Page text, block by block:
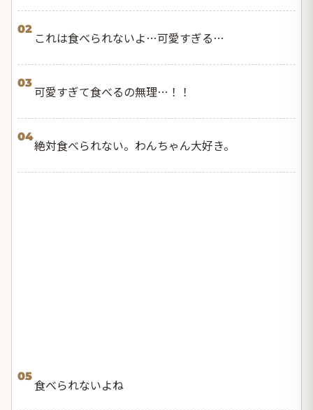
02
これは食べられないよ…可愛すぎる…
03
可愛すぎて食べるの無理…！！
04
絶対食べられない。わんちゃん大好き。
05
食べられないよね